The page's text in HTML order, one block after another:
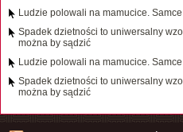
Ludzie polowali na mamucice.
Spadek dzietności to uniwersalny
można by sądzić
Ludzie polowali na mamucice.
Spadek dzietności to uniwersalny
można by sądzić